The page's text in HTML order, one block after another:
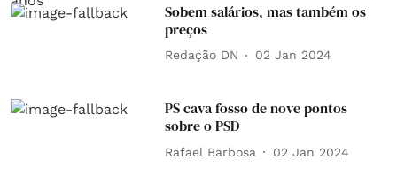
Sobem salários, mas também os
preços
Redação DN 02 Jan 2024
PS cava fosso de nove pontos
sobre o PSD
Rafael Barbosa 02 Jan 2024